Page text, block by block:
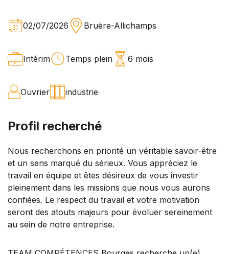
02/07/2026 Bruère-Allichamps
Intérim Temps plein 6 mois
Ouvrier industrie
Profil recherché
Nous recherchons en priorité un véritable savoir-être
et un sens marqué du sérieux. Vous appréciez le
travail en équipe et êtes désireux de vous investir
pleinement dans les missions que nous vous aurons
confiées. Le respect du travail et votre motivation
seront des atouts majeurs pour évoluer sereinement
au sein de notre entreprise.